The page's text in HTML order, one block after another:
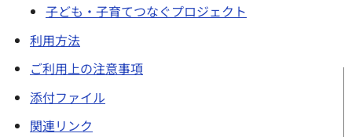
子ども・子育てつなぐプロジェクト
利用方法
ご利用上の注意事項
添付ファイル
関連リンク